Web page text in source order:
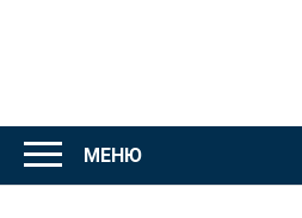
Интернет
магазин
"Can Auto"
МЕНЮ